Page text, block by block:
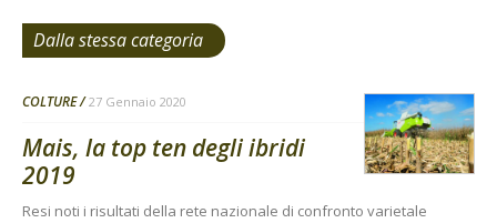
Dalla stessa categoria
COLTURE 27 Gennaio 2020
Mais, la top ten degli ibridi
2019
Resi noti i risultati della rete nazionale di confronto varietale